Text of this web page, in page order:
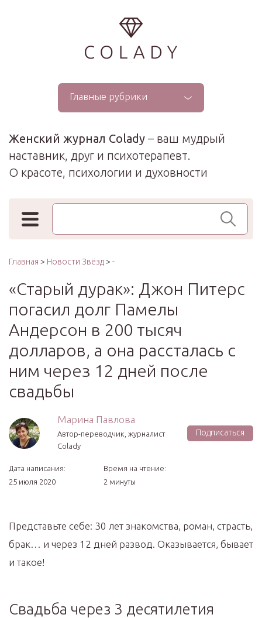
...
Главные рубрики
Женский журнал Colady – ваш мудрый
наставник, друг и психотерапевт.
О красоте, психологии и духовности
Поиск по сайту
Главная > Новости Звёзд> -
«Старый дурак»: Джон Питерс
погасил долг Памелы
Андерсон в 200 тысяч
долларов, а она рассталась с
ним через 12 дней после
свадьбы
Марина Павлова
Автор-переводчик, журналист
Colady
Подписаться
Дата написания:
25 июля 2020
Время на чтение:
2 минуты
Представьте себе: 30 лет знакомства, роман, страсть,
брак… и через 12 дней развод. Оказывается, бывает
и такое!
Свадьба через 3 десятилетия